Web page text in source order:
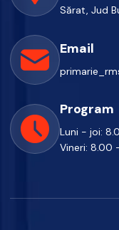
Sărat, Jud
Email
Program
Luni - joi:
Vineri: 8.00